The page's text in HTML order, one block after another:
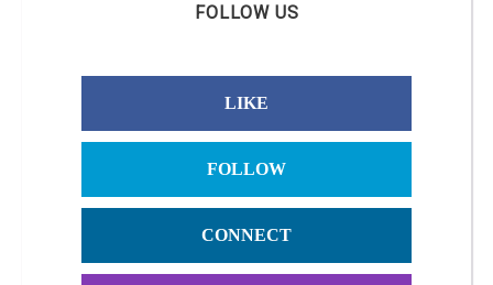
FOLLOW US
LIKE
FOLLOW
CONNECT